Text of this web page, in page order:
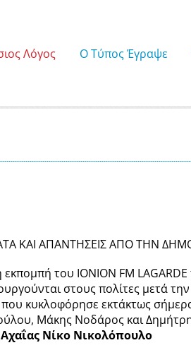
Λόγος Ο Τύπος Έγραψε
ΚΑΙ ΑΠΑΝΤΗΣΕΙΣ ΑΠΟ ΤΗΝ
εκπομπή του ΙΟΝΙΟΝ FM
στους πολίτες μετά
που κυκλοφόρησε εκτάκτως
Μάκης Νοδάρος και
Νίκο Νικολόπουλο